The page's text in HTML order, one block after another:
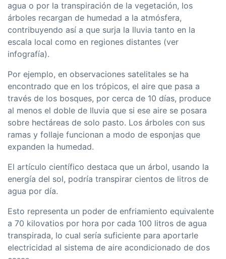
agua o por la transpiración de la vegetación, los
árboles recargan de humedad a la atmósfera,
contribuyendo así a que surja la lluvia tanto en la
escala local como en regiones distantes (ver
infografía).
Por ejemplo, en observaciones satelitales se ha
encontrado que en los trópicos, el aire que pasa a
través de los bosques, por cerca de 10 días, produce
al menos el doble de lluvia que si ese aire se posara
sobre hectáreas de solo pasto. Los árboles con sus
ramas y follaje funcionan a modo de esponjas que
expanden la humedad.
El artículo científico destaca que un árbol, usando la
energía del sol, podría transpirar cientos de litros de
agua por día.
Esto representa un poder de enfriamiento equivalente
a 70 kilovatios por hora por cada 100 litros de agua
transpirada, lo cual sería suficiente para aportarle
electricidad al sistema de aire acondicionado de dos